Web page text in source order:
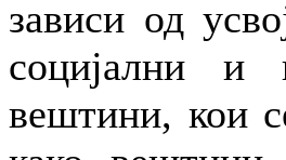
зависи од
социјални и
вештини, кои